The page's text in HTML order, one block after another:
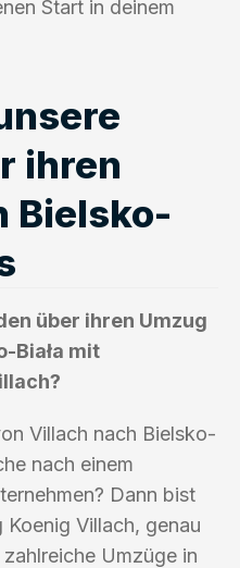
Start in deinem
ihren
Bielsko-
über ihren Umzug
Biała mit
Villach nach Bielsko-
nach einem
Dann bist
Villach, genau
Umzüge in